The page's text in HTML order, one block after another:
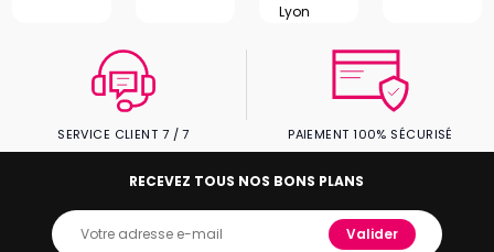
Lyon
SERVICE CLIENT 7 / 7 PAIEMENT 100% SÉCURISÉ
RECEVEZ TOUS NOS BONS PLANS
Valider